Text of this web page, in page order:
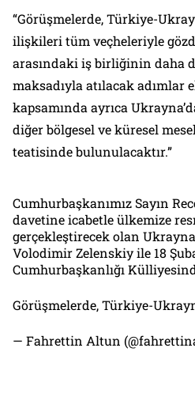
“Görüşmelerde, Türkiye-
ilişkileri tüm veçheleriyle
arasındaki iş birliğinin daha
maksadıyla atılacak adımlar
kapsamında ayrıca
diğer bölgesel ve küresel
teatisinde bulunulacaktır.”
Cumhurbaşkanımız Sayın
davetine icabetle ülkemize
gerçekleştirecek olan
Volodimir Zelenskiy ile 18
Cumhurbaşkanlığı
Görüşmelerde, Türkiye-
— Fahrettin Altun